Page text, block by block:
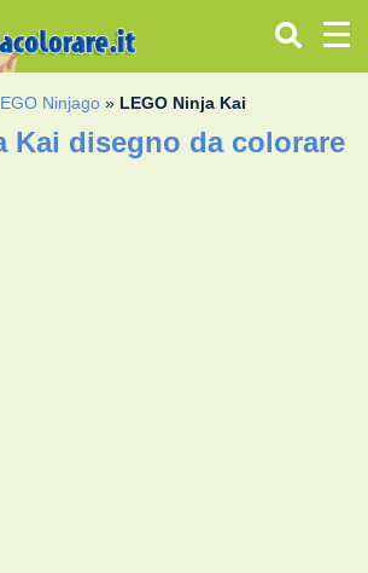
Ninjago » LEGO Ninja Kai
Kai disegno da colorare